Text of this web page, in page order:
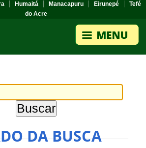
Humaitá Manacapuru Eirunepé
Tefé
do Acre
DA BUSCA